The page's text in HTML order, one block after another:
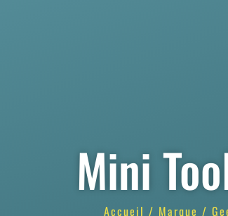
Mini
Accueil / Marque /